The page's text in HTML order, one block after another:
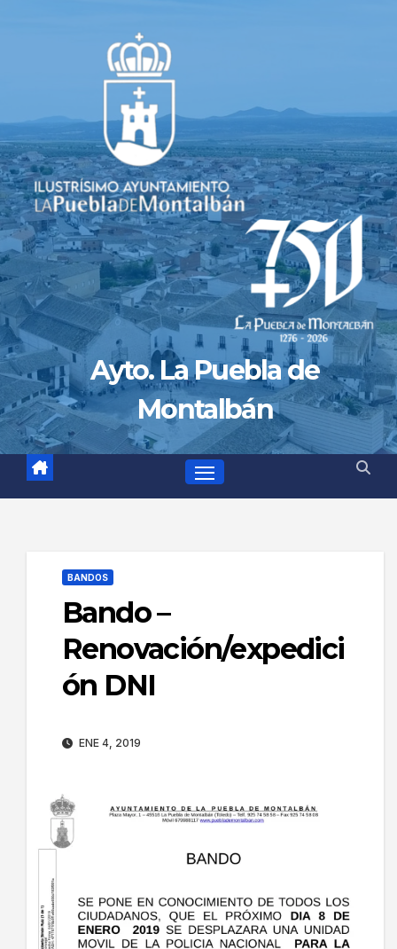
Ayto. La Puebla de
Montalbán
BANDOS
Bando –
Renovación/expedici
ón DNI
ENE 4, 2019